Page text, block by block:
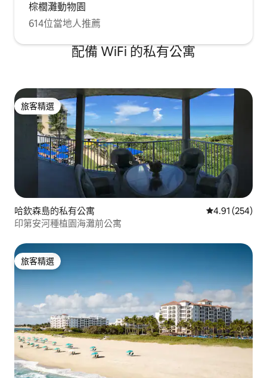
棕櫚灘動物園
614位當地人推薦
配備 WiFi 的私有公寓
旅客精選
旅客精選
哈欽森島的私有公寓 從 254 則評價
4.91 (254)
印第安河種植園海灘前公寓
旅客精選
旅客精選